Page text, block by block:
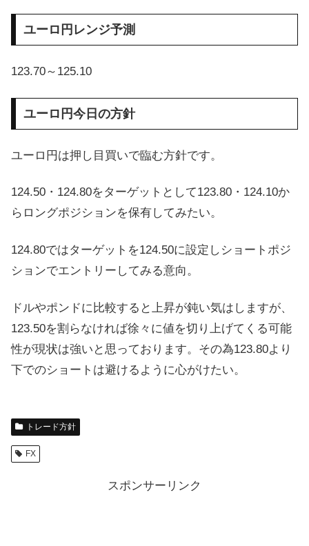
ユーロ円レンジ予測
123.70～125.10
ユーロ円今日の方針
ユーロ円は押し目買いで臨む方針です。
124.50・124.80をターゲットとして123.80・124.10か
らロングポジションを保有してみたい。
124.80ではターゲットを124.50に設定しショートポジ
ションでエントリーしてみる意向。
ドルやポンドに比較すると上昇が鈍い気はしますが、
123.50を割らなければ徐々に値を切り上げてくる可能
性が現状は強いと思っております。その為123.80より
下でのショートは避けるように心がけたい。
トレード方針
FX
スポンサーリンク